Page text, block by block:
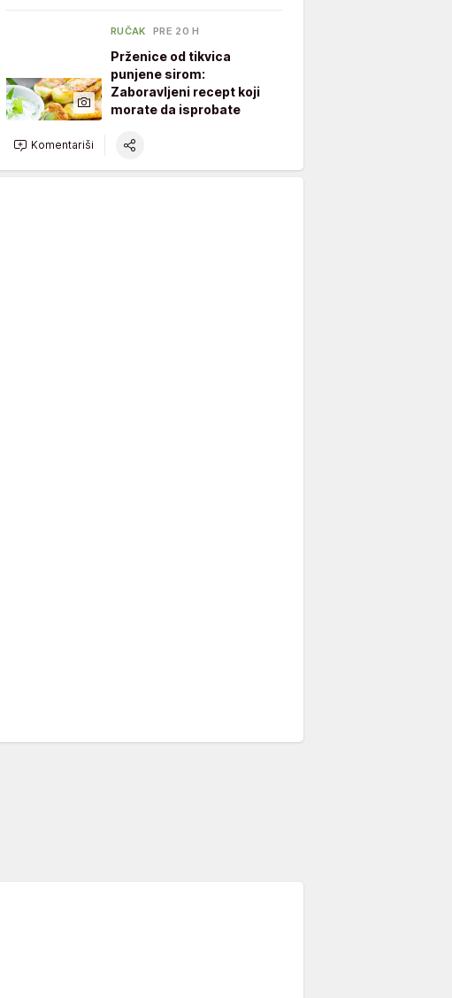
RUČAK PRE 20 H
Prženice od tikvica
punjene sirom:
Zaboravljeni recept koji
morate da isprobate
Komentariši